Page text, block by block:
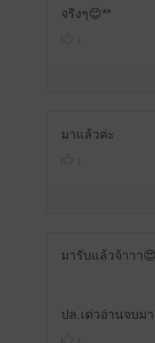
จริงๆ😊**
มาแล้วค่ะ
มารับแล้วจ้าาา
ปล.เด่วอ่านจบม